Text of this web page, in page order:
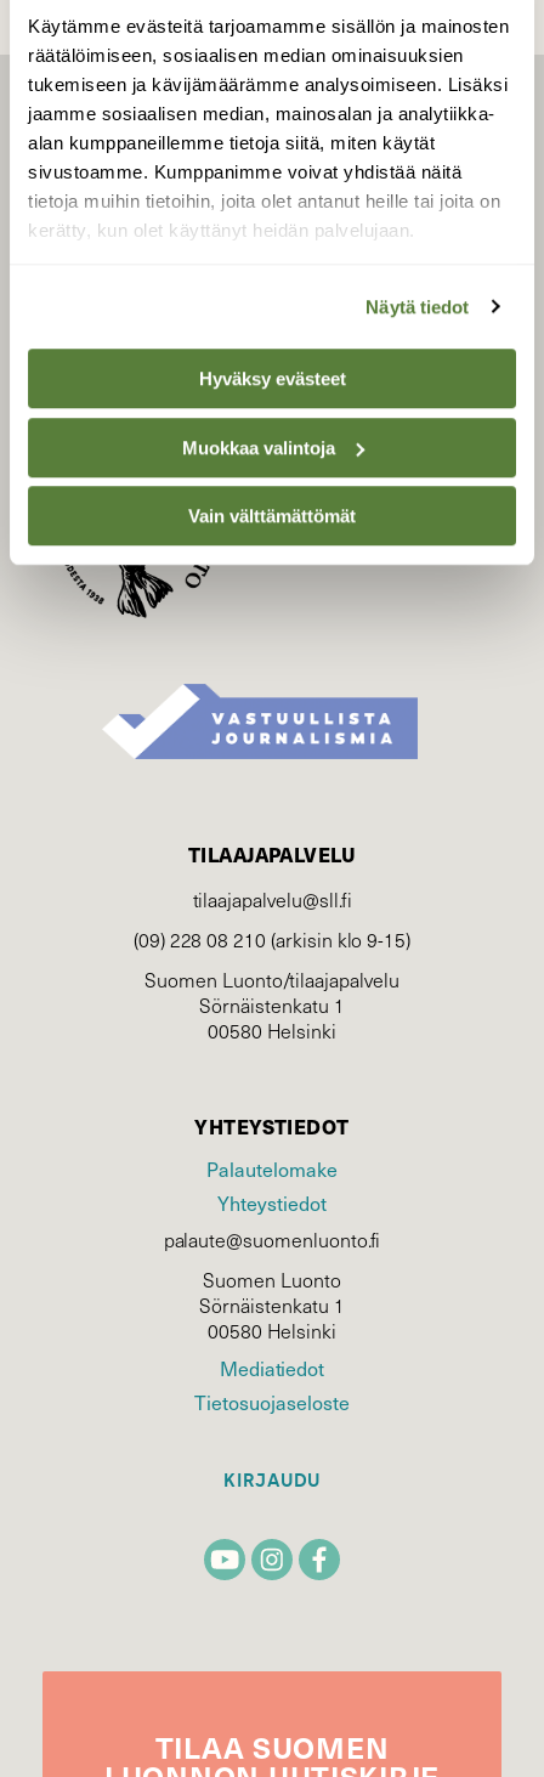
Käytämme evästeitä tarjoamamme sisällön ja mainosten
räätälöimiseen, sosiaalisen median ominaisuuksien
tukemiseen ja kävijämäärämme analysoimiseen. Lisäksi
jaamme sosiaalisen median, mainosalan ja analytiikka-
alan kumppaneillemme tietoja siitä, miten käytät
sivustoamme. Kumppanimme voivat yhdistää näitä
tietoja muihin tietoihin, joita olet antanut heille tai joita on
kerätty, kun olet käyttänyt heidän palvelujaan.
Näytä tiedot
Hyväksy evästeet
Muokkaa valintoja
Vain välttämättömät
LEHTI
Uusin lehti
Tilaa Suomen Luonto
Tilaa digilukuoikeus
Tilaa uutiskirje
SUOMEN LUONNON­
SUOJELU­LIITTO
Suomen Luonto -lehden
kustantaja on
TILAAJAPALVELU
tilaajapalvelu@sll.fi
(09) 228 08 210 (arkisin klo 9-15)
Suomen Luonto/tilaajapalvelu
Sörnäistenkatu 1
00580 Helsinki
YHTEYSTIEDOT
Palautelomake
Yhteystiedot
palaute@suomenluonto.fi
Suomen Luonto
Sörnäistenkatu 1
00580 Helsinki
Mediatiedot
Tietosuojaseloste
KIRJAUDU
TILAA SUOMEN